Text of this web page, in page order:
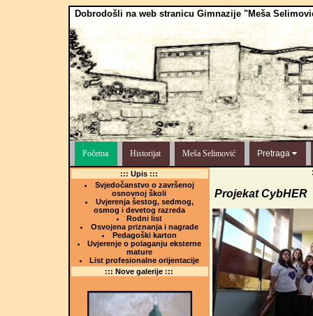
Dobrodošli na web stranicu Gimnazije "Meša
Početna Historijat Meša Selimović Pretraga
::: Upis :::
Svjedočanstvo o završenoj
osnovnoj školi
Uvjerenja šestog, sedmog,
osmog i devetog razreda
Rodni list
Osvojena priznanja i nagrade
Pedagoški karton
Uvjerenje o polaganju eksterne
mature
List profesionalne orijentacije
::: Nove galerije :::
Projekat CybHER